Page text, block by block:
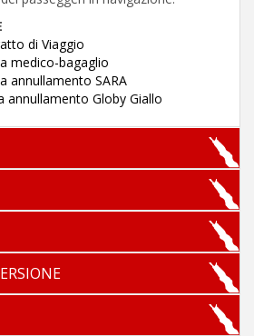
di Viaggio
medico-bagaglio
annullamento SARA
annullamento Globy Giallo